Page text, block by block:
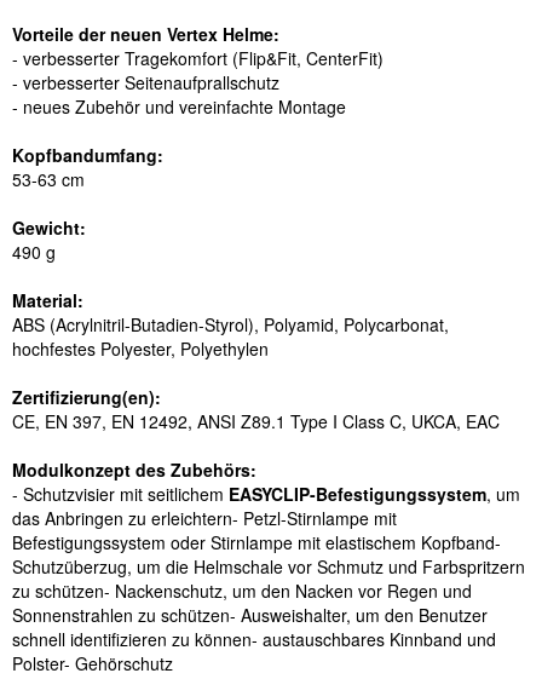
Vorteile der neuen Vertex Helme:
- verbesserter Tragekomfort (Flip&Fit, CenterFit)
- verbesserter Seitenaufprallschutz
- neues Zubehör und vereinfachte Montage
Kopfbandumfang:
53-63 cm
Gewicht:
490 g
Material:
ABS (Acrylnitril-Butadien-Styrol), Polyamid, Polycarbonat,
hochfestes Polyester, Polyethylen
Zertifizierung(en):
CE, EN 397, EN 12492, ANSI Z89.1 Type I Class C, UKCA, EAC
Modulkonzept des Zubehörs:
- Schutzvisier mit seitlichem EASYCLIP-Befestigungssystem, um
das Anbringen zu erleichtern- Petzl-Stirnlampe mit
Befestigungssystem oder Stirnlampe mit elastischem Kopfband-
Schutzüberzug, um die Helmschale vor Schmutz und Farbspritzern
zu schützen- Nackenschutz, um den Nacken vor Regen und
Sonnenstrahlen zu schützen- Ausweishalter, um den Benutzer
schnell identifizieren zu können- austauschbares Kinnband und
Polster- Gehörschutz